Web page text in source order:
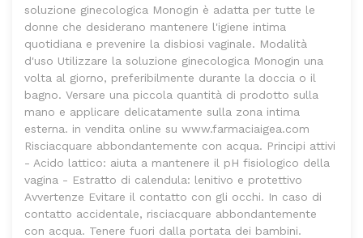
soluzione ginecologica Monogin è adatta per tutte le
donne che desiderano mantenere l'igiene intima
quotidiana e prevenire la disbiosi vaginale. Modalità
d'uso Utilizzare la soluzione ginecologica Monogin una
volta al giorno, preferibilmente durante la doccia o il
bagno. Versare una piccola quantità di prodotto sulla
mano e applicare delicatamente sulla zona intima
esterna. in vendita online su www.farmaciaigea.com
Risciacquare abbondantemente con acqua. Principi attivi
- Acido lattico: aiuta a mantenere il pH fisiologico della
vagina - Estratto di calendula: lenitivo e protettivo
Avvertenze Evitare il contatto con gli occhi. In caso di
contatto accidentale, risciacquare abbondantemente
con acqua. Tenere fuori dalla portata dei bambini.